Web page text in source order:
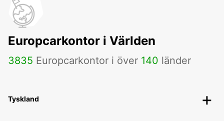
Europcarkontor i Världen
3835 Europcarkontor i över 140 länder
Tyskland